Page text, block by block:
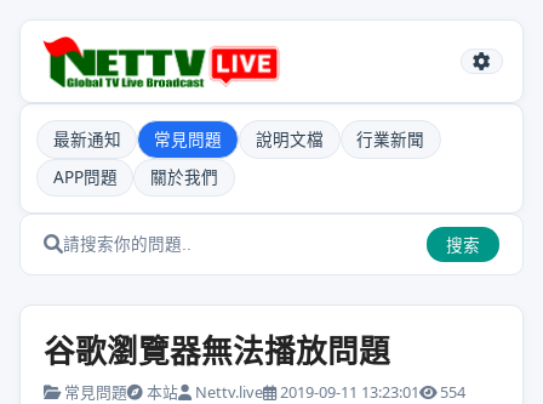
最新通知 常見問題 說明文檔
行業新聞
APP問題
關於我們
搜索
谷歌瀏覽器無法播放問題
常見問題 本站 Nettv.live 2019-09-11 13:23:01 554